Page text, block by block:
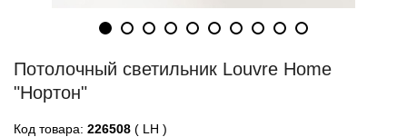
Потолочный светильник Louvre Home
"Нортон"
Код товара: 226508 ( LH )